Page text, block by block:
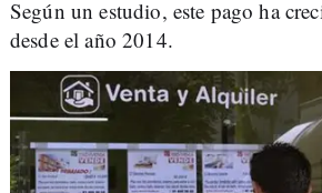
Según un estudio, este pago ha
desde el año 2014.